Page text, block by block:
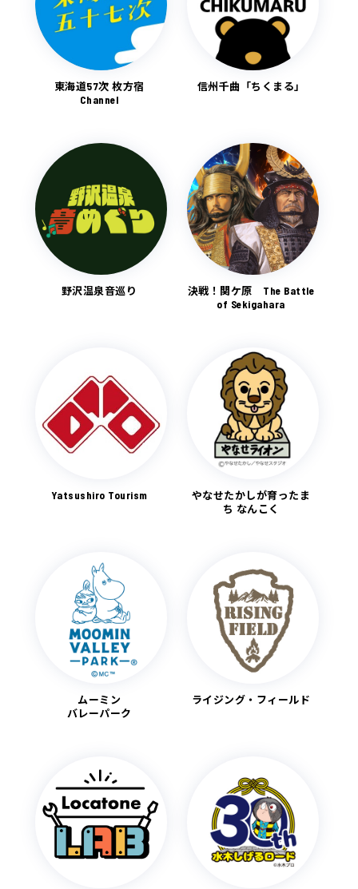
東海道57次 枚方宿
Channel
信州千曲「ちくまる」
野沢温泉音巡り
決戦！関ケ原 The Battle
of Sekigahara
Yatsushiro Tourism
やなせたかしが育ったま
ち なんこく
ムーミン
バレーパーク
ライジング・フィールド